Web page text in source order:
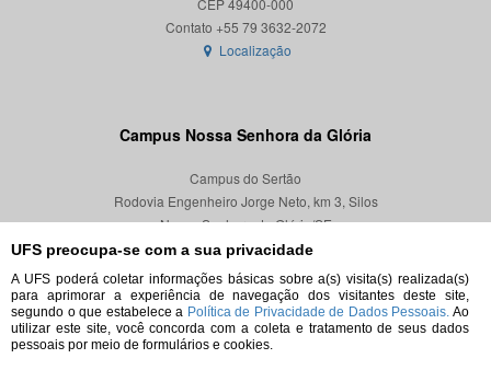
UFS preocupa-se com a sua privacidade
A UFS poderá coletar informações básicas sobre a(s) visita(s) realizada(s)
para aprimorar a experiência de navegação dos visitantes deste site,
segundo o que estabelece a Política de Privacidade de Dados Pessoais. Ao
utilizar este site, você concorda com a coleta e tratamento de seus dados
pessoais por meio de formulários e cookies.
CEP 49400-000
Localização
Campus Nossa Senhora da Glória
Campus do Sertão
Rodovia Engenheiro Jorge Neto, km 3, Silos
Nossa Senhora da Glória/SE
CEP 49680-000
Localização